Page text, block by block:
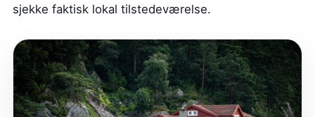
sjekke faktisk lokal tilstedeværelse.